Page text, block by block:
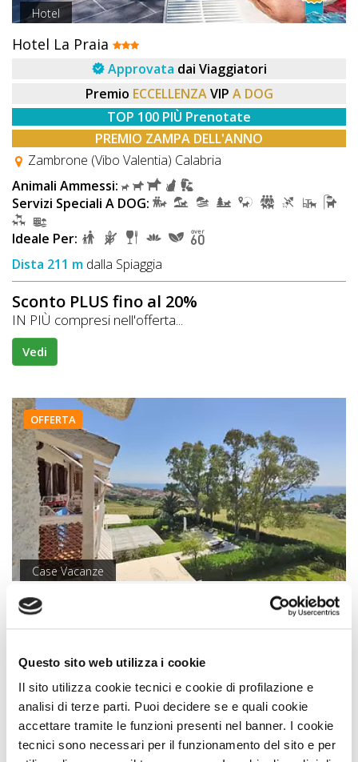
Questo sito web utilizza i cookie
Il sito utilizza cookie tecnici e cookie di profilazione e
analisi di terze parti. Puoi decidere se e quali cookie
accettare tramite le funzioni presenti nel banner. I cookie
tecnici sono necessari per il funzionamento del sito e per
Hotel
Hotel La Praia
Approvata dai Viaggiatori
Premio ECCELLENZA VIP A DOG
TOP 100 PIÙ Prenotate
PREMIO ZAMPA DELL'ANNO
Zambrone (Vibo Valentia) Calabria
Animali Ammessi:
Servizi Speciali A DOG:
Ideale Per:
Dista 211 m dalla Spiaggia
Sconto PLUS fino al 20%
IN PIÙ compresi nell'offerta...
Vedi
OFFERTA
Case Vacanze
Residence La Giungla
Falerna (Catanzaro) Calabria
Ideale Per:
PRENOTA PRIMA
SCONTO SPECIALE 10%